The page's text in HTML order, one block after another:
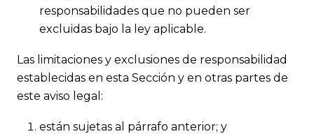
responsabilidades que no pueden ser
excluidas bajo la ley aplicable.
Las limitaciones y exclusiones de responsabilidad
establecidas en esta Sección y en otras partes de
este aviso legal:
están sujetas al párrafo anterior; y